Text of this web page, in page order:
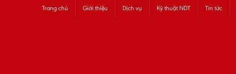
Trang chủ Giới thiệu Dịch vụ Kỹ thuật NDT Tin tức